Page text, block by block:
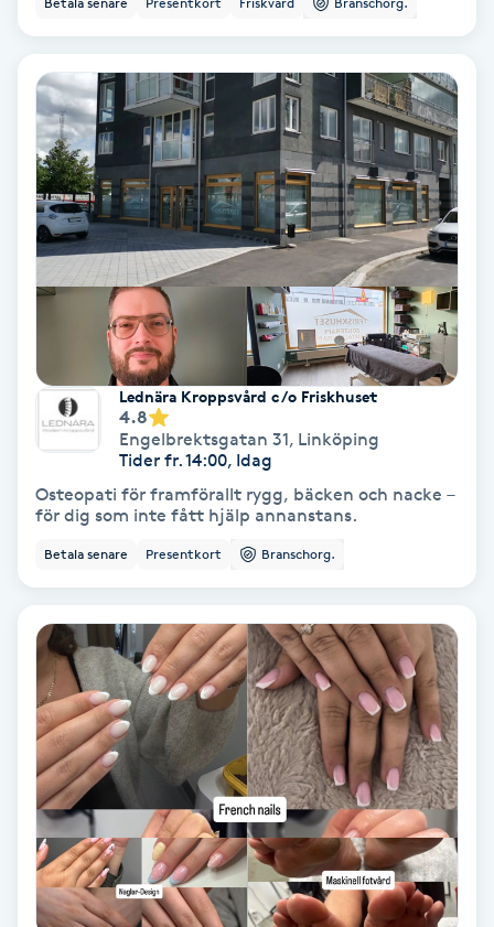
Babylights
Balayage
Bambumassage
Barber
Barnklippning
BIAB
Brynfärgning
Brynplockning
Bröllopsuppsättning
Celluliter
Lednära Kroppsvård c/o Friskhuset
4.8
Engelbrektsgatan 31, Linköping
Tider fr. 14:00, Idag
Osteopati för framförallt rygg, bäcken och nacke –
för dig som inte fått hjälp annanstans.
Betala senare Presentkort Branschorg.